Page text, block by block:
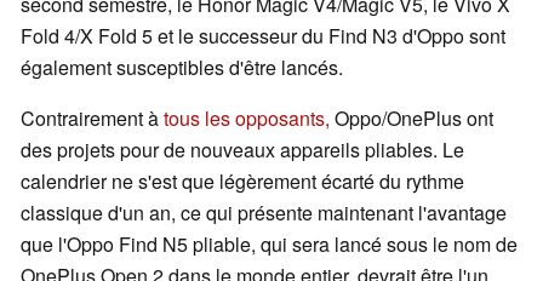
Fold 4/X Fold 5 et le successeur du Find N3 d'Oppo sont
également susceptibles d'être lancés.
Contrairement àtous les opposants, Oppo/OnePlus ont
des projets pour de nouveaux appareils pliables. Le
calendrier ne s'est que légèrement écarté du rythme
classique d'un an, ce qui présente maintenant l'avantage
que l'Oppo Find N5 pliable, qui sera lancé sous le nom de